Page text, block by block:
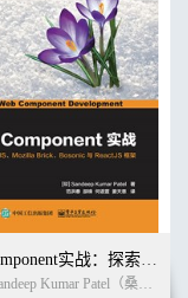
Web Component实战：探索PolymerJS、Mozilla Brick、Bosonic与ReactJS框架
（印）Sandeep Kumar Patel（桑迪普·库马尔·帕特尔） (作者)